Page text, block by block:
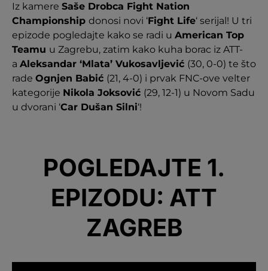
Iz kamere Saše Drobca Fight Nation
Championship donosi novi ‘Fight Life‘ serijal! U tri
epizode pogledajte kako se radi u American Top
Teamu u Zagrebu, zatim kako kuha borac iz ATT-
a Aleksandar ‘Mlata’ Vukosavljević (30, 0-0) te što
rade Ognjen Babić (21, 4-0) i prvak FNC-ove velter
kategorije Nikola Joksović (29, 12-1) u Novom Sadu
u dvorani ‘Car Dušan Silni‘!
POGLEDAJTE 1.
EPIZODU: ATT
ZAGREB